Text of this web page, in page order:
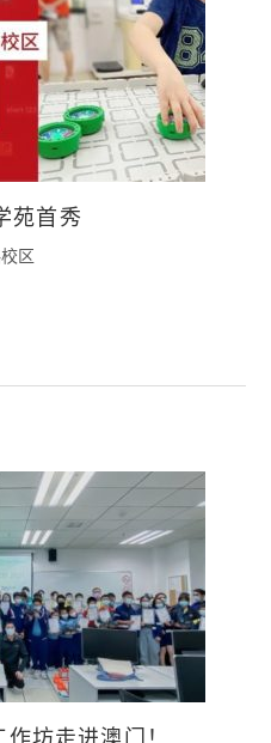
苑首秀
区
坊走进澳门！